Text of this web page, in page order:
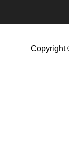
Copyright